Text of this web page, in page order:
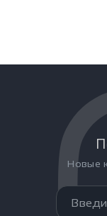
Новые